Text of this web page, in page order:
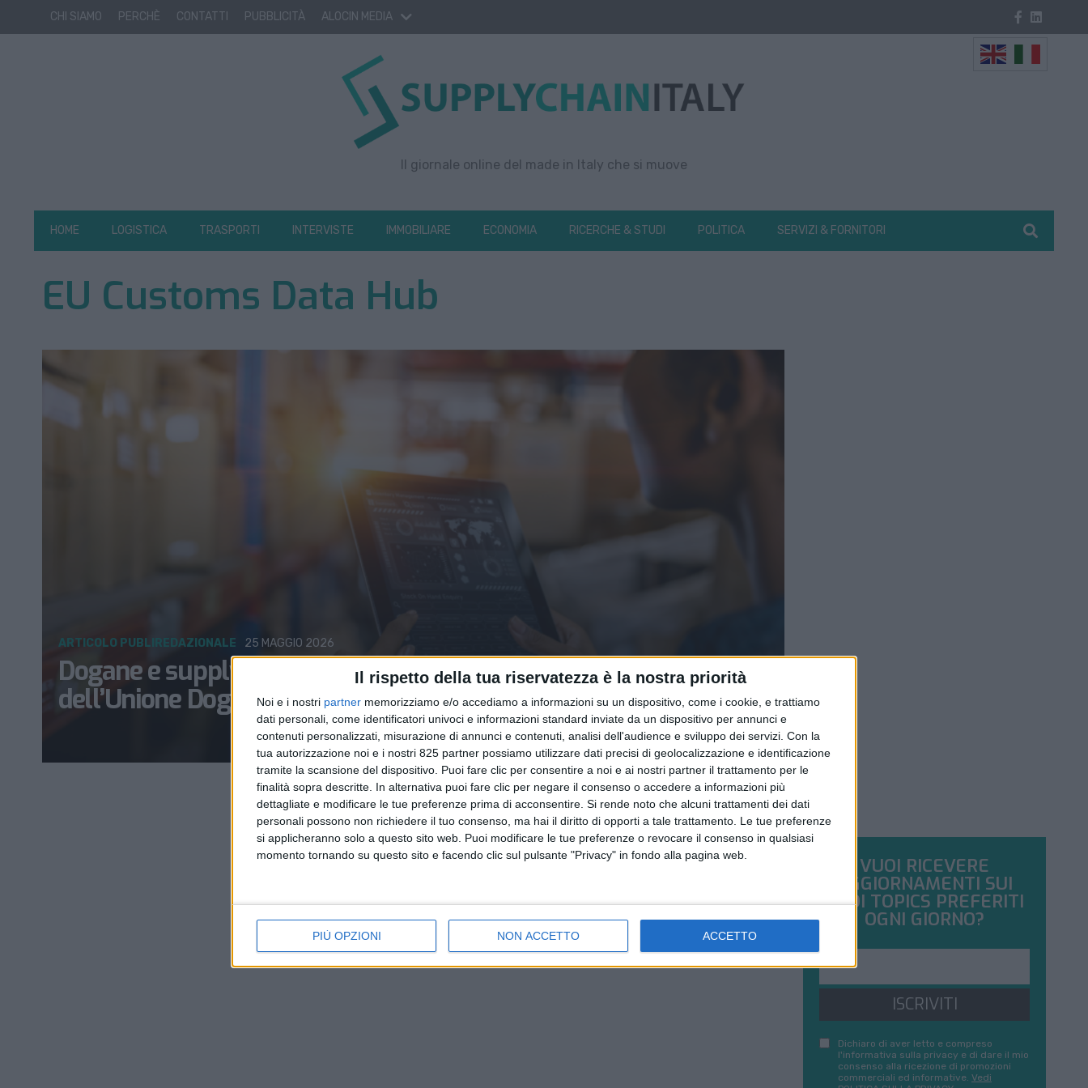
Il rispetto della tua riservatezza è la nostra priorità
Noi e i nostri partner memorizziamo e/o accediamo a informazioni su un dispositivo, come i cookie, e trattiamo
dati personali, come identificatori univoci e informazioni standard inviate da un dispositivo per annunci e
contenuti personalizzati, misurazione di annunci e contenuti, analisi dell'audience e sviluppo dei servizi. Con la
tua autorizzazione noi e i nostri 825 partner possiamo utilizzare dati precisi di geolocalizzazione e identificazione
tramite la scansione del dispositivo. Puoi fare clic per consentire a noi e ai nostri partner il trattamento per le
finalità sopra descritte. In alternativa puoi fare clic per negare il consenso o accedere a informazioni più
dettagliate e modificare le tue preferenze prima di acconsentire. Si rende noto che alcuni trattamenti dei dati
personali possono non richiedere il tuo consenso, ma hai il diritto di opporti a tale trattamento. Le tue preferenze
si applicheranno solo a questo sito web. Puoi modificare le tue preferenze o revocare il consenso in qualsiasi
momento tornando su questo sito e facendo clic sul pulsante "Privacy" in fondo alla pagina web.
PIÙ OPZIONI NON ACCETTO ACCETTO
CHI SIAMO PERCHÈ CONTATTI PUBBLICITÀ ALOCIN MEDIA
Il giornale online del made in Italy che si muove
HOME LOGISTICA TRASPORTI INTERVISTE IMMOBILIARE ECONOMIA RICERCHE & STUDI POLITICA SERVIZI & FORNITORI
EU Customs Data Hub
Dogane e supply chain: cosa cambia davvero con la Riforma
dell’Unione Doganale
ARTICOLO PUBLIREDAZIONALE 25 MAGGIO 2026
VUOI RICEVERE
AGGIORNAMENTI SUI
TUOI TOPICS PREFERITI
OGNI GIORNO?
ISCRIVITI
Dichiaro di aver letto e compreso
l'informativa sulla privacy e di dare il mio
consenso alla ricezione di promozioni
commerciali ed informative. Vedi